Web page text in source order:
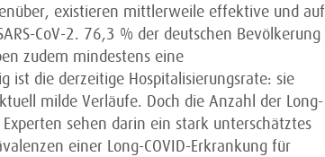
existieren mittlerweile effektive und auf
CoV-2. 76,3 % der deutschen Bevölkerung
zudem mindestens eine
ist die derzeitige Hospitalisierungsrate: sie
milde Verläufe. Doch die Anzahl der Long-
sehen darin ein stark unterschätztes
einer Long-COVID-Erkrankung für